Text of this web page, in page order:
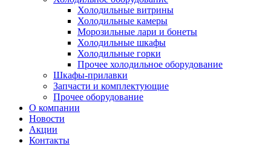
Холодильные витрины
Холодильные камеры
Морозильные лари и бонеты
Холодильные шкафы
Холодильные горки
Прочее холодильное оборудование
Шкафы-прилавки
Запчасти и комплектующие
Прочее оборудование
О компании
Новости
Акции
Контакты